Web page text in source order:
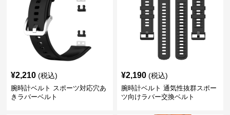
¥2,210 (税込)
腕時計ベルト スポーツ対応穴あ
きラバーベルト
¥2,190 (税込)
腕時計ベルト 通気性抜群スポー
ツ向けラバー交換ベルト